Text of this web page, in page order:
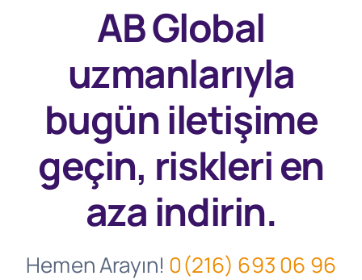
AB Global
uzmanlarıyla
bugüniletişime
geçin, riskleri en
aza indirin.
Hemen Arayın! 0(216) 693 06 96